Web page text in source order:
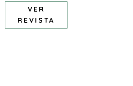
VER
REVISTA